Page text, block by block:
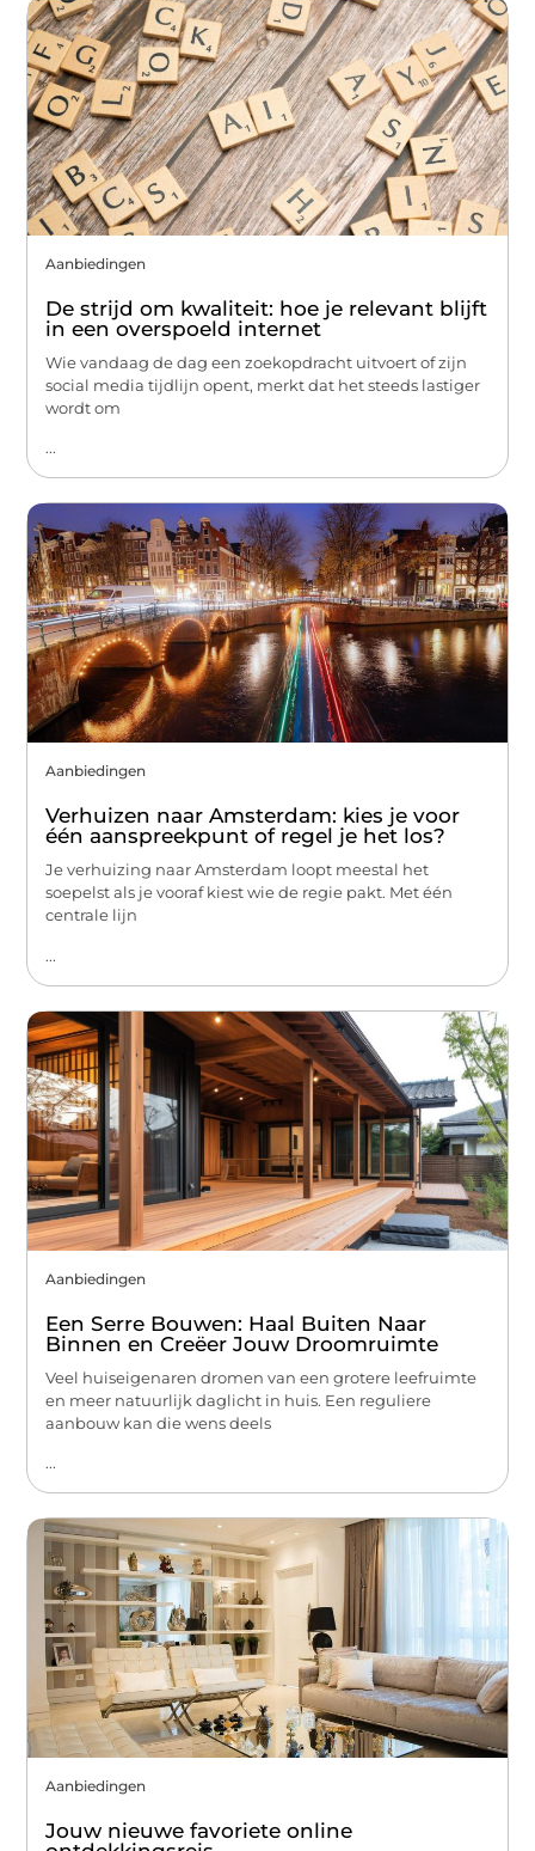
Aanbiedingen
De strijd om kwaliteit: hoe je relevant blijft
in een overspoeld internet
Wie vandaag de dag een zoekopdracht uitvoert of zijn
social media tijdlijn opent, merkt dat het steeds lastiger
wordt om
...
Aanbiedingen
Verhuizen naar Amsterdam: kies je voor
één aanspreekpunt of regel je het los?
Je verhuizing naar Amsterdam loopt meestal het
soepelst als je vooraf kiest wie de regie pakt. Met één
centrale lijn
...
Aanbiedingen
Een Serre Bouwen: Haal Buiten Naar
Binnen en Creëer Jouw Droomruimte
Veel huiseigenaren dromen van een grotere leefruimte
en meer natuurlijk daglicht in huis. Een reguliere
aanbouw kan die wens deels
...
Aanbiedingen
Jouw nieuwe favoriete online